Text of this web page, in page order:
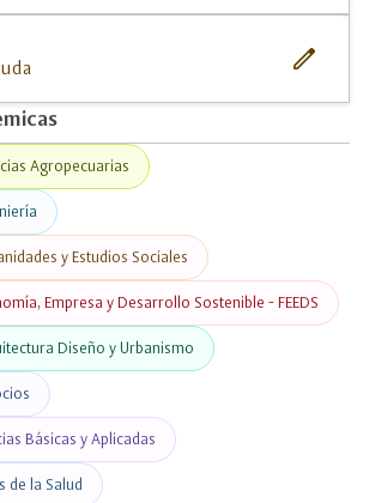
edit
Agropecuarias
y Estudios Sociales
Empresa y Desarrollo Sostenible - FEEDS
Diseño y Urbanismo
Básicas y Aplicadas
de la Salud